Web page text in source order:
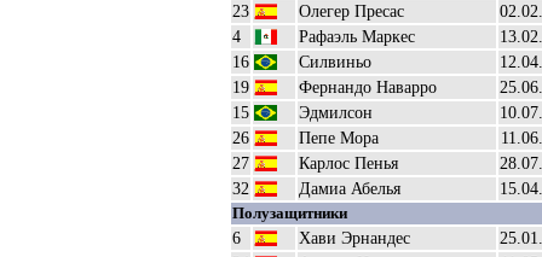
23
Олегер Пресас
4
Рафаэль Маркес
16
Силвиньо
19
Фернандо Наварро
15
Эдмилсон
26
Пепе Мора
27
Карлос Пенья
32
Дамиа Абелья
Полузащитники
6 Хави Эрнандес